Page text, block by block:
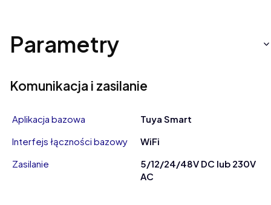
Parametry
Komunikacja i zasilanie
Aplikacja bazowa
Tuya Smart
Interfejs łączności bazowy
WiFi
Zasilanie
5/12/24/48V DC lub 230V
AC